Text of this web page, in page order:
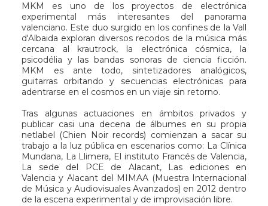
MKM es uno de los proyectos de electrónica
experimental más interesantes del panorama
valenciano. Este duo surgido en los confines de la Vall
d'Albaida exploran diversos recodos de la música más
cercana al krautrock, la electrónica cósmica, la
psicodélia y las bandas sonoras de ciencia ficción.
MKM es ante todo, sintetizadores analógicos,
guitarras orbitando y secuencias electrónicas para
adentrarse en el cosmos en un viaje sin retorno.
Tras algunas actuaciones en ámbitos privados y
publicar casi una decena de álbumes en su propia
netlabel (Chien Noir records) comienzan a sacar su
trabajo a la luz pública en escenarios como: La Clínica
Mundana, La Llimera, El instituto Francés de Valencia,
La sede del PCE de Alacant, Las ediciones en
Valencia y Alacant del MIMAA (Muestra Internacional
de Música y Audiovisuales Avanzados) en 2012 dentro
de la escena experimental y de improvisación libre.